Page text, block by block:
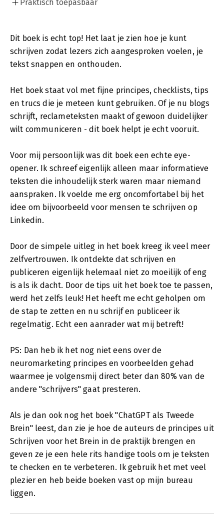
Praktisch toepasbaar
Dit boek is echt top! Het laat je zien hoe je kunt
schrijven zodat lezers zich aangesproken voelen, je
tekst snappen en onthouden.
Het boek staat vol met fijne principes, checklists, tips
en trucs die je meteen kunt gebruiken. Of je nu blogs
schrijft, reclameteksten maakt of gewoon duidelijker
wilt communiceren - dit boek helpt je echt vooruit.
Voor mij persoonlijk was dit boek een echte eye-
opener. Ik schreef eigenlijk alleen maar informatieve
teksten die inhoudelijk sterk waren maar niemand
aanspraken. Ik voelde me erg oncomfortabel bij het
idee om bijvoorbeeld voor mensen te schrijven op
Linkedin.
Door de simpele uitleg in het boek kreeg ik veel meer
zelfvertrouwen. Ik ontdekte dat schrijven en
publiceren eigenlijk helemaal niet zo moeilijk of eng
is als ik dacht. Door de tips uit het boek toe te passen,
werd het zelfs leuk! Het heeft me echt geholpen om
de stap te zetten en nu schrijf en publiceer ik
regelmatig. Echt een aanrader wat mij betreft!
PS: Dan heb ik het nog niet eens over de
neuromarketing principes en voorbeelden gehad
waarmee je volgensmij direct beter dan 80% van de
andere "schrijvers" gaat presteren.
Als je dan ook nog het boek "ChatGPT als Tweede
Brein" leest, dan zie je hoe de auteurs de principes uit
Schrijven voor het Brein in de praktijk brengen en
geven ze je een hele rits handige tools om je teksten
te checken en te verbeteren. Ik gebruik het met veel
plezier en heb beide boeken vast op mijn bureau
liggen.